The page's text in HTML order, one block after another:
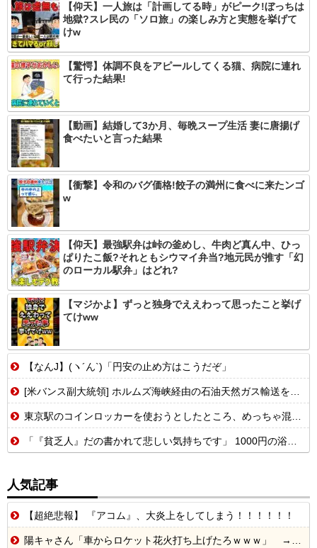
【仰天】一人旅は「計画してる時」がピーク!ぼっちは
地獄?スレ民の「ソロ旅」の楽しみ方と実態を挙げて
けw
【驚愕】体調不良をアピールしてくる猫、病院に連れ
て行った結果!
【動画】結婚して3か月、毎晩スープ生活 妻に唐揚げ
食べたいと言った結果
【衝撃】令和のバグ価格!餃子の満州に食べに来たンゴ
w
【仰天】最強駅弁は峠の釜めし、牛肉ど真ん中、ひっ
ぱりたこ飯?それともシウマイ弁当?地元民が推す「幻
のローカル駅弁」はどれ?
【マジかよ】ずっと独身でええわって思ったこと挙げ
てけww
【なんJ】(ヽ´ん`)「円安の止め方はこうだぞ」
[米バンス副大統領] ホルムズ海峡経由の石油天然ガス輸送を戦闘前の水準に戻す事を表明！
東京駅のコインロッカーを使おうとしたところ、めっちゃ混んでいるなか、鍵が...
「『貧乏人』だの書かれて悲しい気持ちです」 1000円の浴衣を楽しむ和装愛好家 涼やかな着こなしに寄せられた心ない声
人気記事
【超絶悲報】 『アコム』、大炎上をしてしまう！！！！！！
陽キャさん「車からロケット花火打ち上げたろｗｗｗ」 → サンルーフが閉まっていて無事車内に発射